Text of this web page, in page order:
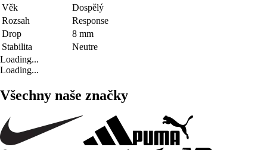
Věk
Dospělý
Rozsah
Response
Drop
8 mm
Stabilita
Neutre
Loading...
Loading...
Všechny naše značky